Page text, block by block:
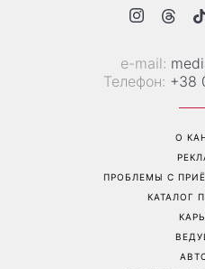
е-mail:
Телефон: +38
О
ПРОБЛЕМЫ С
КАТАЛОГ